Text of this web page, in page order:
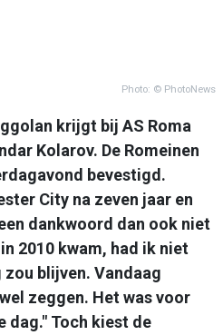
Photo: © PhotoNews
krijgt bij AS Roma
Kolarov. De Romeinen
bevestigd.
City na zeven jaar en
dankwoord dan ook niet
2010 kwam, had ik niet
blijven. Vandaag
zeggen. Het was voor
dag." Toch kiest de